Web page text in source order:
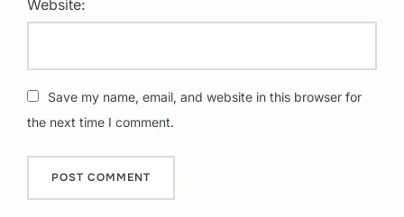
Website:
Save my name, email, and website in this browser for
the next time I comment.